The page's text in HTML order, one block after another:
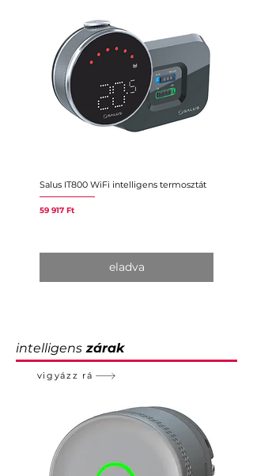
Salus IT800 WiFi intelligens termosztát
Ár
59 917 Ft
eladva
intelligens zárak
vigyázz rá